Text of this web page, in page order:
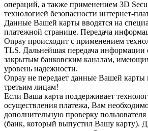
операций, а также применением 3D
технологией безопасности интернет-
Данные Вашей карты вводятся на
платежной странице. Передача
Onpay происходит с применением
TLS. Дальнейшая передача информации
закрытым банковским каналам,
уровень надежности.
Onpay не передает данные Вашей
третьим лицам!
Если Ваша карта поддерживает
осуществления платежа, Вам
дополнительную проверку
(банк, который выпустил Вашу карту).